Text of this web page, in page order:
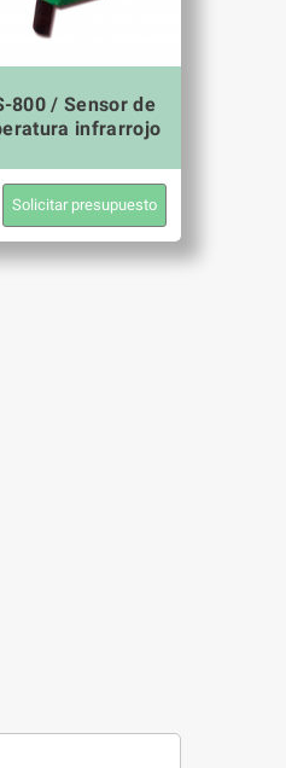
800 / Sensor de
infrarrojo
Solicitar presupuesto